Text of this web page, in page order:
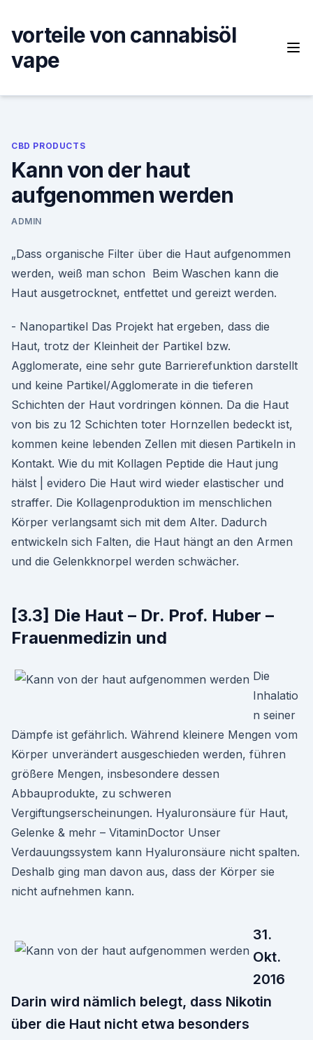
content
vorteile von cannabisöl
vape
CBD PRODUCTS
Kann von der haut
aufgenommen werden
ADMIN
„Dass organische Filter über die Haut aufgenommen
werden, weiß man schon Beim Waschen kann die
Haut ausgetrocknet, entfettet und gereizt werden.
- Nanopartikel Das Projekt hat ergeben, dass die
Haut, trotz der Kleinheit der Partikel bzw.
Agglomerate, eine sehr gute Barrierefunktion darstellt
und keine Partikel/Agglomerate in die tieferen
Schichten der Haut vordringen können. Da die Haut
von bis zu 12 Schichten toter Hornzellen bedeckt ist,
kommen keine lebenden Zellen mit diesen Partikeln in
Kontakt. Wie du mit Kollagen Peptide die Haut jung
hälst | evidero Die Haut wird wieder elastischer und
straffer. Die Kollagenproduktion im menschlichen
Körper verlangsamt sich mit dem Alter. Dadurch
entwickeln sich Falten, die Haut hängt an den Armen
und die Gelenkknorpel werden schwächer.
[3.3] Die Haut – Dr. Prof. Huber –
Frauenmedizin und
Die
Inhalatio
n seiner
Dämpfe ist gefährlich. Während kleinere Mengen vom
Körper unverändert ausgeschieden werden, führen
größere Mengen, insbesondere dessen
Abbauprodukte, zu schweren
Vergiftungserscheinungen. Hyaluronsäure für Haut,
Gelenke & mehr – VitaminDoctor Unser
Verdauungssystem kann Hyaluronsäure nicht spalten.
Deshalb ging man davon aus, dass der Körper sie
nicht aufnehmen kann.
31.
Okt.
2016
Darin wird nämlich belegt, dass Nikotin
über die Haut nicht etwa besonders